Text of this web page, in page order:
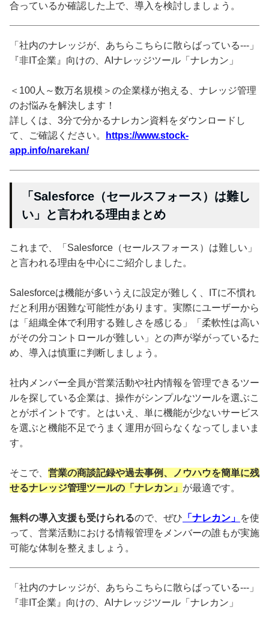
合っているか確認した上で、導入を検討しましょう。
「社内のナレッジが、あちらこちらに散らばっている---」
『非IT企業』向けの、AIナレッジツール「ナレカン」
＜100人～数万名規模＞の企業様が抱える、ナレッジ管理
のお悩みを解決します！
詳しくは、3分で分かるナレカン資料をダウンロードし
て、ご確認ください。
https://www.stock-
app.info/narekan/
「Salesforce（セールスフォース）は難し
い」と言われる理由まとめ
これまで、「Salesforce（セールスフォース）は難しい」
と言われる理由を中心にご紹介しました。
Salesforceは機能が多いうえに設定が難しく、ITに不慣れ
だと利用が困難な可能性があります。実際にユーザーから
は「組織全体で利用する難しさを感じる」「柔軟性は高い
がその分コントロールが難しい」との声が挙がっているた
め、導入は慎重に判断しましょう。
社内メンバー全員が営業活動や社内情報を管理できるツー
ルを探している企業は、操作がシンプルなツールを選ぶこ
とがポイントです。とはいえ、単に機能が少ないサービス
を選ぶと機能不足でうまく運用が回らなくなってしまいま
す。
そこで、 営業の商談記録や過去事例、ノウハウを簡単に残
せるナレッジ管理ツールの「ナレカン」 が最適です。
無料の導入支援も受けられるので、ぜひ 「ナレカン」 を使
って、営業活動における情報管理をメンバーの誰もが実施
可能な体制を整えましょう。
「社内のナレッジが、あちらこちらに散らばっている---」
『非IT企業』向けの、AIナレッジツール「ナレカン」